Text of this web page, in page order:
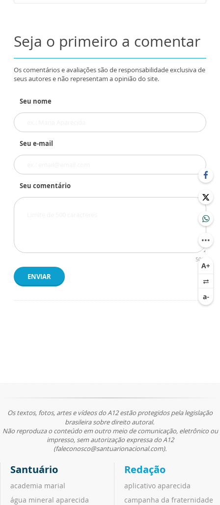
Seja o primeiro a comentar
Os comentários e avaliações são de responsabilidade exclusiva de
seus autores e não representam a opinião do site.
Seu nome
Seu e-mail
Seu comentário
500
ENVIAR
Os textos, fotos, artes e vídeos do A12 estão protegidos pela legislação
brasileira sobre direito autoral.
Não reproduza o conteúdo em outro meio de comunicação, eletrônico ou
impresso, sem autorização expressa do A12
(faleconosco@santuarionacional.com).
Santuário
academia marial
água mineral aparecida
Redação
aplicativo aparecida
campanha da fraternidade